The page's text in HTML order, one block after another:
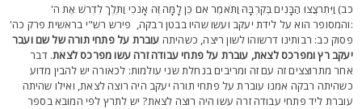
וַיִּתְרֹצֲצוּ הַבָּנִים בְּקִרְבָּהּ וַתֹּאמֶר אִם כֵּן לָמָּה זֶּה אָנֹכִי וַתֵּלֶךְ לִדְרֹשׁ אֶת ה'
הוא על לידת יעקב ועשו שהיו בבטן רבקה, פירש רש"י בראשית פרק כה'
כב: רבותינו דרשוהו לשון ריצה, כשהיתהעוברת על פתחי תורה של שם ועבר
רץ ומפרכס לצאת, עוברת על פתחי עבודה זרה עשו מפרכס לצאת. דבר
מתרוצצים זה עם זה ומריבים בנחלת שני עולמות: לכאורה יש להבין מדוע
רבקה אמנו עוברת על פתחי תורה יעקב היה רוצה לצאת, ואילו שהיתה
ליד פתחי עבודה זרה עשו היה רוצה לצאת? יש לתרץ לפי המובא בספר